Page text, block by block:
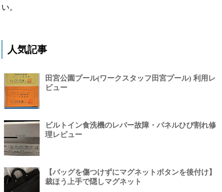
い。
人気記事
田宮公園プール(ワークスタッフ田宮プール) 利用レ
ビュー
ビルトイン食洗機のレバー故障・パネルひび割れ修
理レビュー
【バッグを傷つけずにマグネットボタンを後付け】
裁ほう上手で隠しマグネット